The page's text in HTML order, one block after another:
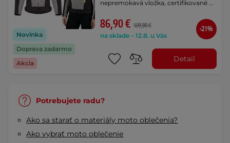
Novinka
Doprava zadarmo
Akcia
nepremokavá vložka, certifikované …
86,90 € 109,90 €
na sklade – 12.8. u Vás
-21%
Detail
Potrebujete radu?
Ako sa starať o materiály moto oblečenia?
Ako vybrať moto oblečenie